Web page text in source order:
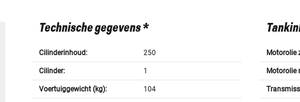
Technische gegevens *
Cilinderinhoud: 250
Cilinder: 1
Voertuiggewicht (kg): 104
Motorolie
Motorolie